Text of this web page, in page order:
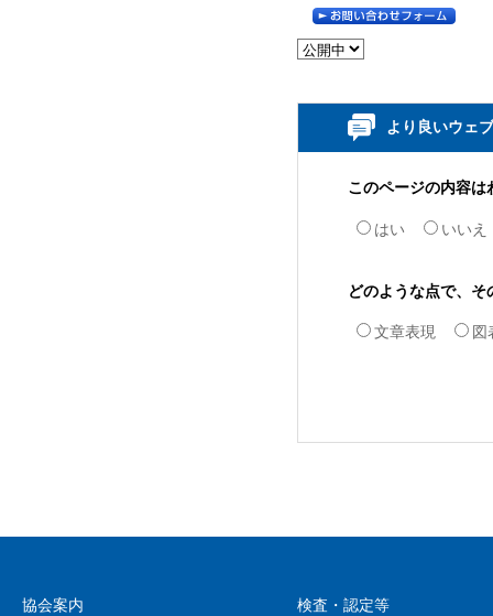
より良いウェ
このページの内容は
はい いいえ
どのような点で、
文章表現 図
協会案内 検査・認定等